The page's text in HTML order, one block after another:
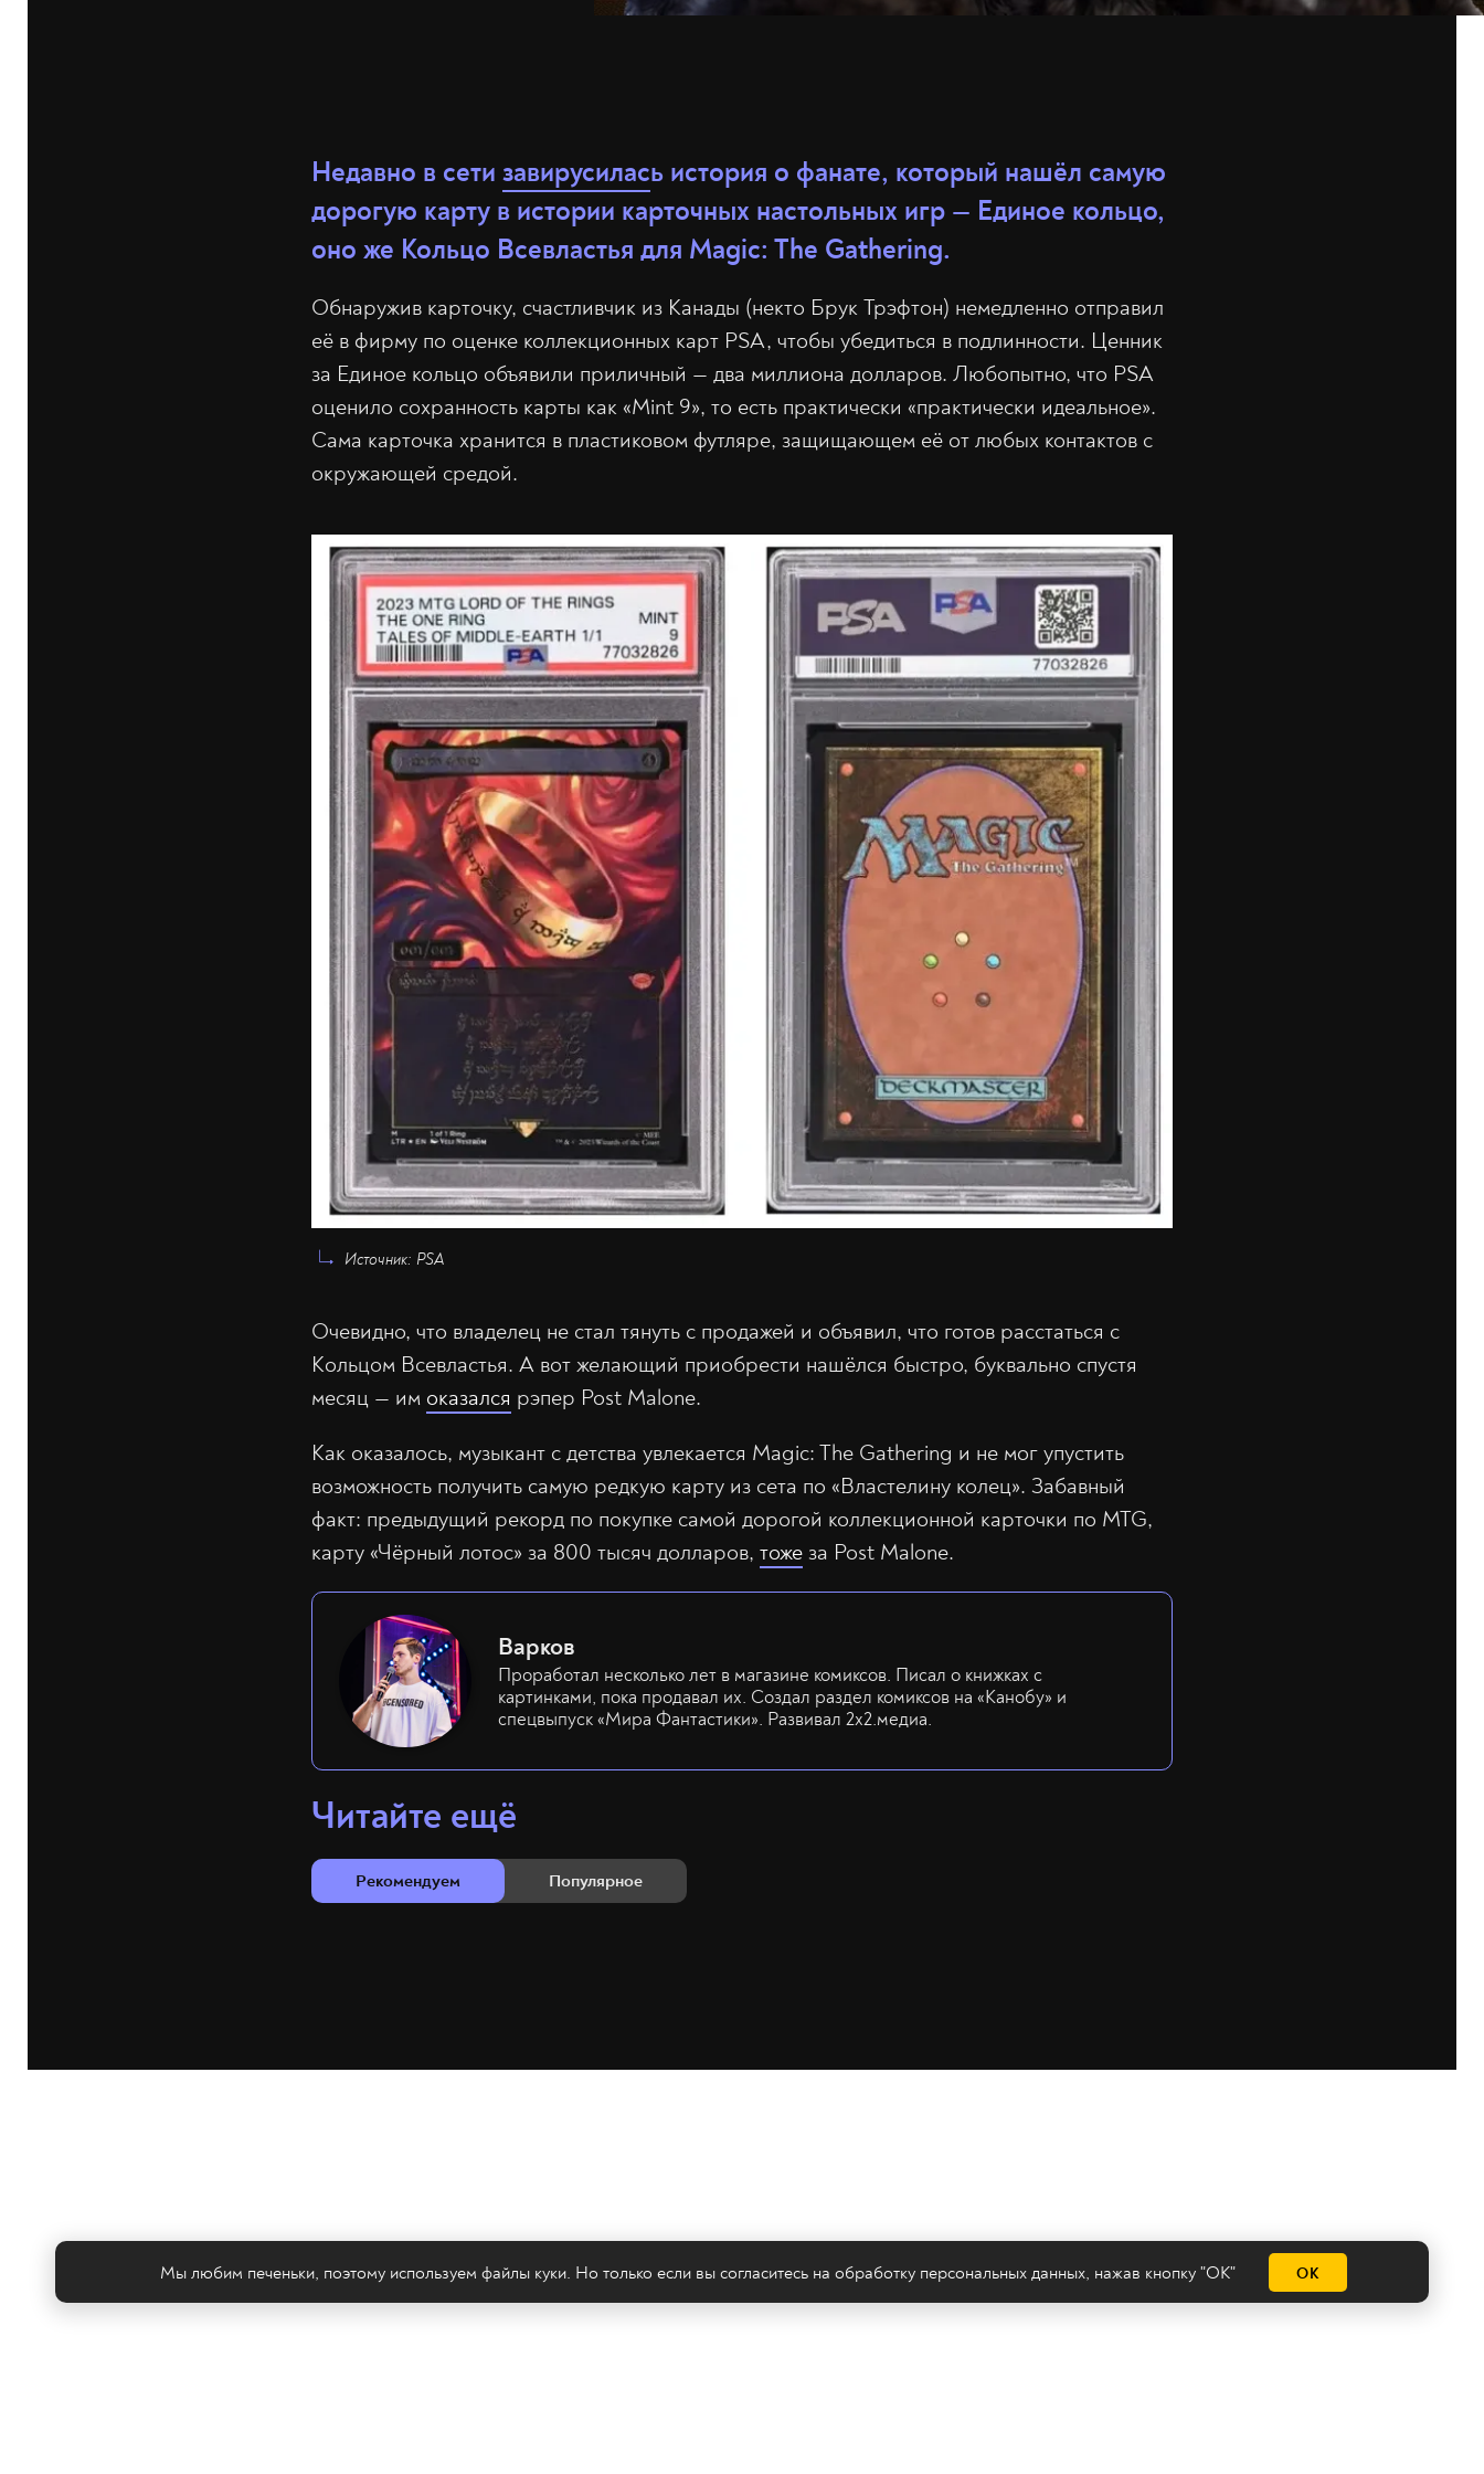
Недавно в сети завирусилась история о фанате, который нашёл самую
дорогую карту в истории карточных настольных игр — Единое кольцо,
оно же Кольцо Всевластья для Magic: The Gathering.
Обнаружив карточку, счастливчик из Канады (некто Брук Трэфтон) немедленно отправил
её в фирму по оценке коллекционных карт PSA, чтобы убедиться в подлинности. Ценник
за Единое кольцо объявили приличный — два миллиона долларов. Любопытно, что PSA
оценило сохранность карты как «Mint 9», то есть практически «практически идеальное».
Сама карточка хранится в пластиковом футляре, защищающем её от любых контактов с
окружающей средой.
Источник: PSA
Очевидно, что владелец не стал тянуть с продажей и объявил, что готов расстаться с
Кольцом Всевластья. А вот желающий приобрести нашёлся быстро, буквально спустя
месяц — им оказался рэпер Post Malone.
Как оказалось, музыкант с детства увлекается Magic: The Gathering и не мог упустить
возможность получить самую редкую карту из сета по «Властелину колец». Забавный
факт: предыдущий рекорд по покупке самой дорогой коллекционной карточки по MTG,
карту «Чёрный лотос» за 800 тысяч долларов, тоже за Post Malone.
Варков
Проработал несколько лет в магазине комиксов. Писал о книжках с
картинками, пока продавал их. Создал раздел комиксов на «Канобу» и
спецвыпуск «Мира Фантастики». Развивал 2х2.медиа.
Читайте ещё
Рекомендуем Популярное
Мы любим печеньки, поэтому используем файлы куки. Но только если вы согласитесь на обработку персональных данных, нажав кнопку "ОК" ОК